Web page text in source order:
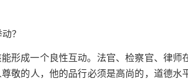
？
形成一个良性互动。法官、检察官、律师
敬的人，他的品行必须是高尚的，道德水